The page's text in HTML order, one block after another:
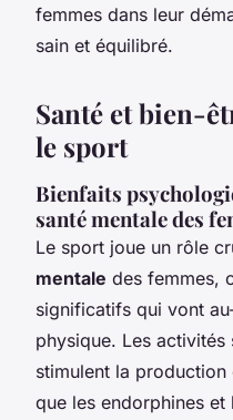
femmes dans leur
sain et équilibré.
Santé et bien-
le sport
Bienfaits
santé mentale des
Le sport joue un rôle
mentale des femmes,
significatifs qui vont
physique. Les
stimulent la production
que les endorphines